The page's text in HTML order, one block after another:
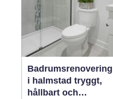
e...
Badrumsrenovering
i halmstad tryggt,
hållbart och